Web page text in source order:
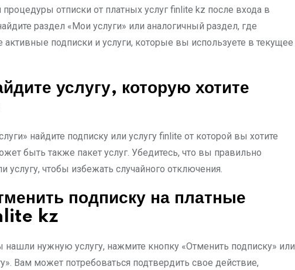
отписки от платных услуг finlite kz после входа в
раздел «Мои услуги» или аналогичный раздел, где
активные подписки и услуги, которые вы используете в текущее
услугу, которую хотите
найдите подписку или услугу finlite от которой вы хотите
быть также пакет услуг. Убедитесь, что вы правильно
услугу, чтобы избежать случайного отключения.
подписку на платные
kz
нашли нужную услугу, нажмите кнопку «Отменить подписку» или
Вам может потребоваться подтвердить свое действие,